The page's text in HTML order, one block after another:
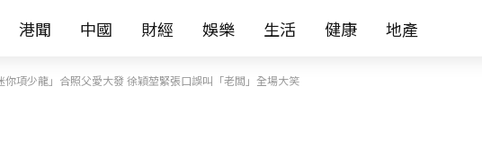
港聞 中國 財經 娛樂 生活 健康 地產
項少龍」合照父愛大發 徐穎堃緊張口誤叫「老闆」全場大笑